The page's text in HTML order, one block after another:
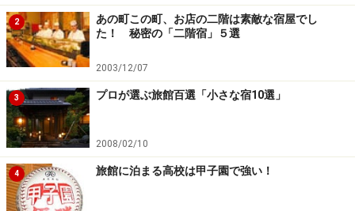
2
あの町この町、お店の二階は素敵な宿屋でし
た！ 秘密の「二階宿」５選
2003/12/07
3 プロが選ぶ旅館百選「小さな宿10選」
2008/02/10
4 旅館に泊まる高校は甲子園で強い！